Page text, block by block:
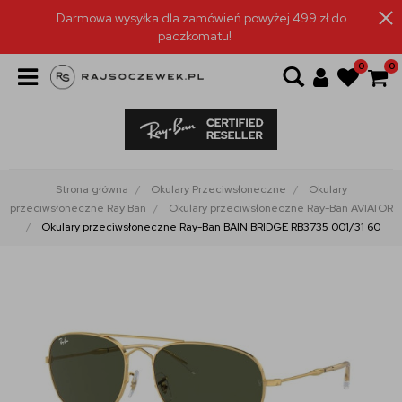
Darmowa wysyłka dla zamówień powyżej 499 zł do
paczkomatu!
0 0
Strona główna Okulary Przeciwsłoneczne
Okulary
przeciwsłoneczne Ray Ban
Okulary przeciwsłoneczne Ray-Ban AVIATOR
Okulary przeciwsłoneczne Ray-Ban BAIN BRIDGE RB3735 001/31 60